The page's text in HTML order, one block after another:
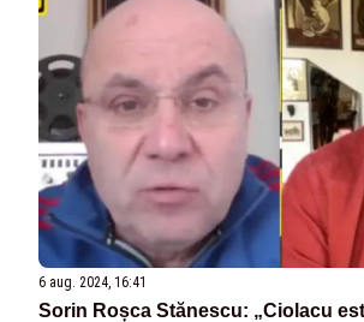
6 aug. 2024, 16:41
Sorin Roșca Stănescu: „Ciolacu